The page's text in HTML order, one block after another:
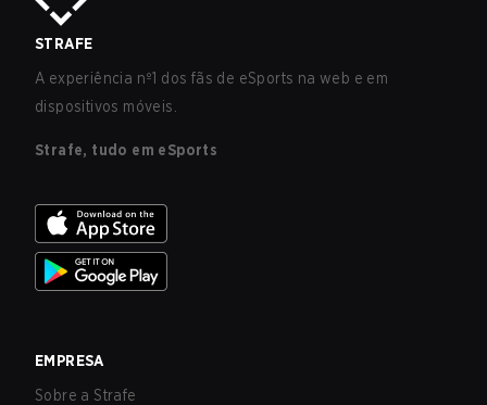
STRAFE
A experiência nº1 dos fãs de eSports na web e em
dispositivos móveis.
Strafe, tudo em eSports
EMPRESA
Sobre a Strafe